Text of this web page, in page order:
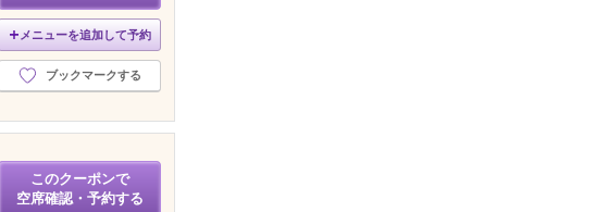
メニューを追加して予約
ブックマークする
このクーポンで
空席確認・予約する